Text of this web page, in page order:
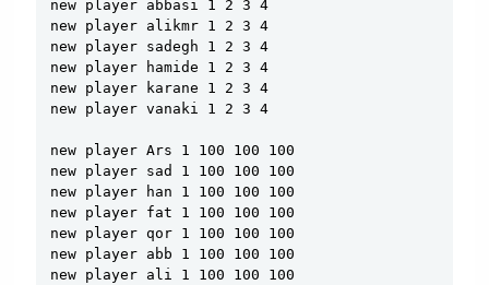
new player abbasi 1 2 3 4
new player alikmr 1 2 3 4
new player sadegh 1 2 3 4
new player hamide 1 2 3 4
new player karane 1 2 3 4
new player vanaki 1 2 3 4
new player Ars 1 100 100 100
new player sad 1 100 100 100
new player han 1 100 100 100
new player fat 1 100 100 100
new player qor 1 100 100 100
new player abb 1 100 100 100
new player ali 1 100 100 100